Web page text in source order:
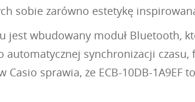
sobie zarówno estetykę
jest wbudowany moduł Bluetooth,
automatycznej synchronizacji
Casio sprawia, że ECB-10DB-